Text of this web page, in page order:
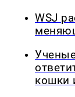
WSJ
кошки